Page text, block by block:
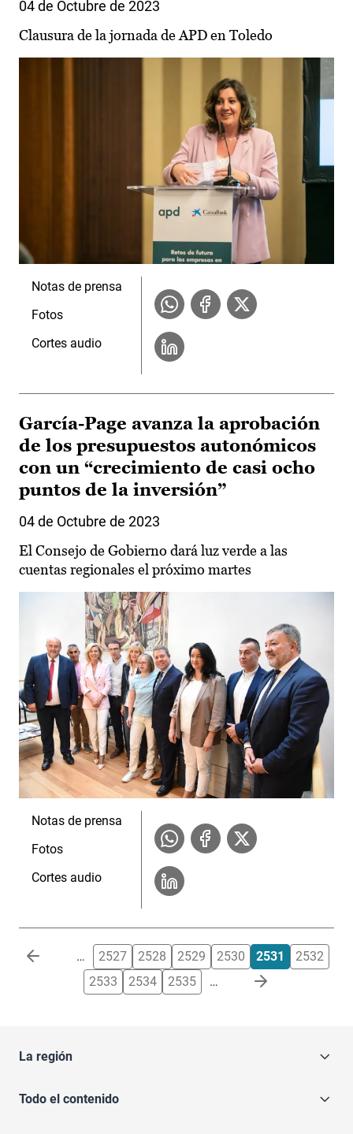
04 de Octubre de 2023
Clausura de la jornada de APD en Toledo
Notas de prensa
Fotos
Cortes audio
García-Page avanza la aprobación
de los presupuestos autonómicos
con un “crecimiento de casi ocho
puntos de la inversión”
04 de Octubre de 2023
El Consejo de Gobierno dará luz verde a las
cuentas regionales el próximo martes
Notas de prensa
Fotos
Cortes audio
Paginación … 2527 2528 2529 2530 2531
2532
2533
2534 2535 …
La región
Todo el contenido